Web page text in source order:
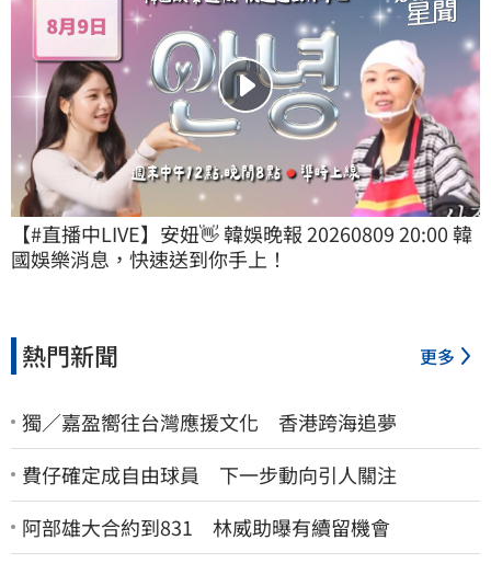
【#直播中LIVE】安妞👋 韓娛晚報 20260809 20:00 韓
國娛樂消息，快速送到你手上！
熱門新聞 更多
獨／嘉盈嚮往台灣應援文化 香港跨海追夢
費仔確定成自由球員 下一步動向引人關注
阿部雄大合約到831 林威助曝有續留機會